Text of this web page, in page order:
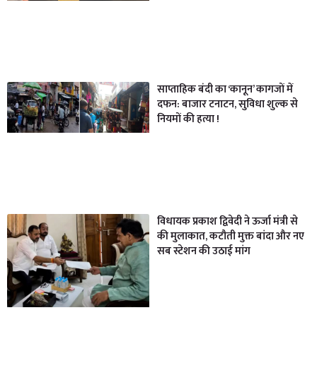
साप्ताहिक बंदी का ‘कानून’ कागजों में
दफन: बाजार टनाटन, सुविधा शुल्क से
नियमों की हत्या !
विधायक प्रकाश द्विवेदी ने ऊर्जा मंत्री से
की मुलाकात, कटौती मुक्त बांदा और नए
सब स्टेशन की उठाई मांग